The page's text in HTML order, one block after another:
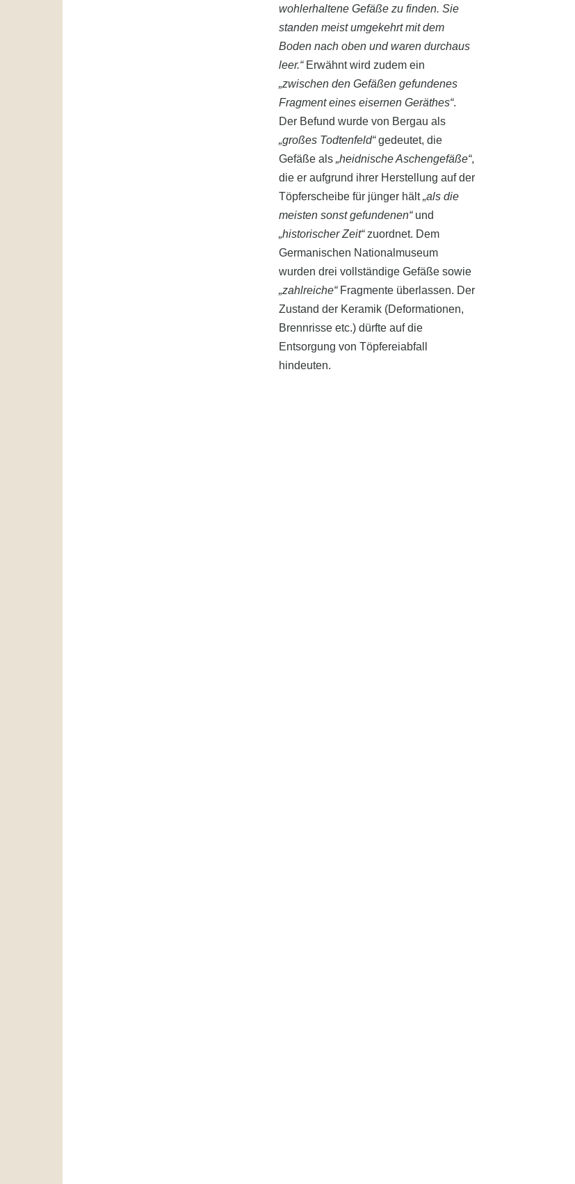
wohlerhaltene Gefäße zu finden. Sie
standen meist umgekehrt mit dem
Boden nach oben und waren durchaus
leer.“Erwähnt wird zudem ein
„zwischen den Gefäßen gefundenes
Fragment eines eisernen Geräthes“.
Der Befund wurde von Bergau als
„großes Todtenfeld“gedeutet, die
Gefäße als„heidnische Aschengefäße“,
die er aufgrund ihrer Herstellung auf der
Töpferscheibe für jünger hält„als die
meisten sonst gefundenen“und
„historischer Zeit“zuordnet. Dem
Germanischen Nationalmuseum
wurden drei vollständige Gefäße sowie
„zahlreiche“Fragmente überlassen. Der
Zustand der Keramik (Deformationen,
Brennrisse etc.) dürfte auf die
Entsorgung von Töpfereiabfall
hindeuten.